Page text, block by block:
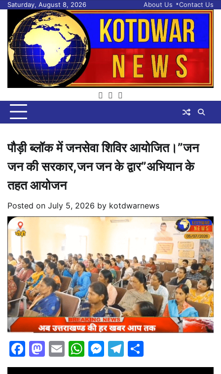
Skip
content
Saturday, August 8, 2026 About Us Contact Us
facebook
twitter
youtube
पौड़ी ब्लॉक में जनसेवा शिविर आयोजित।”जन
जन की सरकार,जन जन के द्वार”अभियान के
तहत आयोजन
Posted on July 5, 2026 by kotdwarnews
Facebook
Mastodon
EmailWhatsApp
Messenger
Telegram